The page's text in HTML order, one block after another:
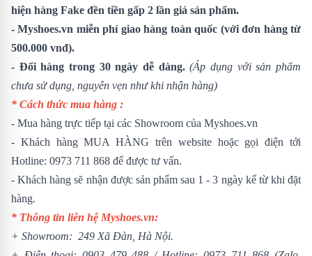
hiện hàng Fake đền tiền gấp 2 lần giá sản phẩm.
- Myshoes.vn miễn phí giao hàng toàn quốc (với đơn hàng từ
500.000 vnđ).
- Đổi hàng trong 30 ngày dễ dàng.(Áp dụng với sản phẩm
chưa sử dụng, nguyên vẹn như khi nhận hàng)
* Cách thức mua hàng :
- Mua hàng trực tiếp tại các Showroom của Myshoes.vn
- Khách hàng MUA HÀNG trên website hoặc gọi điện tới
Hotline: 0973 711 868 để được tư vấn.
- Khách hàng sẽ nhận được sản phẩm sau 1 - 3 ngày kể từ khi đặt
hàng.
* Thông tin liên hệ Myshoes.vn:
+ Showroom: 249 Xã Đàn, Hà Nội.